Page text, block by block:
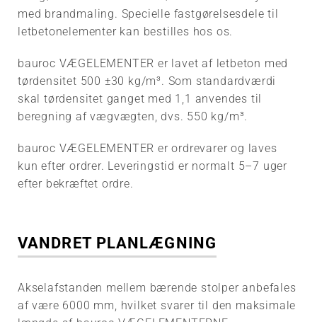
med brandmaling. Specielle fastgørelsesdele til
letbetonelementer kan bestilles hos os.
bauroc VÆGELEMENTER er lavet af letbeton med
tørdensitet 500 ±30 kg/m³. Som standardværdi
skal tørdensitet ganget med 1,1 anvendes til
beregning af vægvægten, dvs. 550 kg/m³.
bauroc VÆGELEMENTER er ordrevarer og laves
kun efter ordrer. Leveringstid er normalt 5–7 uger
efter bekræftet ordre.
VANDRET PLANLÆGNING
Akselafstanden mellem bærende stolper anbefales
af være 6000 mm, hvilket svarer til den maksimale